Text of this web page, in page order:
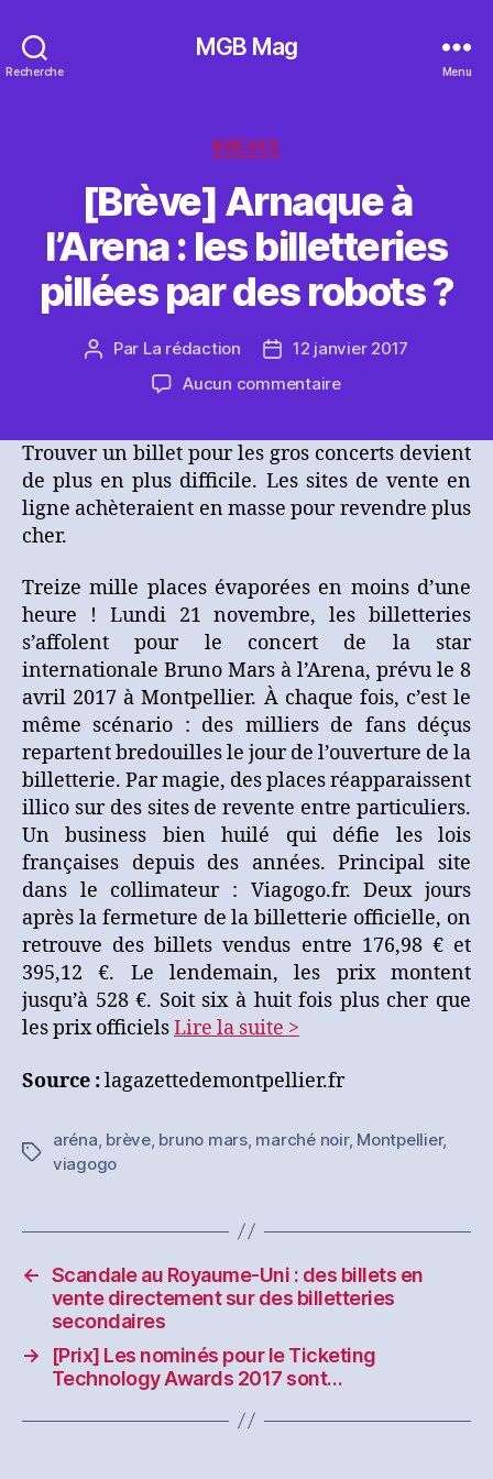
Recherche
MGB Mag
Menu
Catégories
BRÈVES
[Brève] Arnaque à
l’Arena : les billetteries
pillées par des robots ?
Auteur
Par La rédaction
Date12 janvier 2017
Aucun commentairesur
à
l’Arena
:
pillées
par
des
robots
?
Trouver un billet pour les gros concerts devient
de plus en plus difficile. Les sites de vente en
ligne achèteraient en masse pour revendre plus
cher.
Treize mille places évaporées en moins d’une
heure ! Lundi 21 novembre, les billetteries
s’affolent pour le concert de la star
internationale Bruno Mars à l’Arena, prévu le 8
avril 2017 à Montpellier. À chaque fois, c’est le
même scénario : des milliers de fans déçus
repartent bredouilles le jour de l’ouverture de la
billetterie. Par magie, des places réapparaissent
illico sur des sites de revente entre particuliers.
Un business bien huilé qui défie les lois
françaises depuis des années. Principal site
dans le collimateur : Viagogo.fr. Deux jours
après la fermeture de la billetterie officielle, on
retrouve des billets vendus entre 176,98 € et
395,12 €. Le lendemain, les prix montent
jusqu’à 528 €. Soit six à huit fois plus cher que
les prix officielsLire la suite >
Source :lagazettedemontpellier.fr
Étiquettes
aréna brève, bruno mars, marché noir, Montpellier,
viagogo
← Scandale au Royaume-Uni : des billets en
vente directement sur des billetteries
secondaires
→
[Prix] Les nominés pour le Ticketing
Technology Awards 2017 sont…